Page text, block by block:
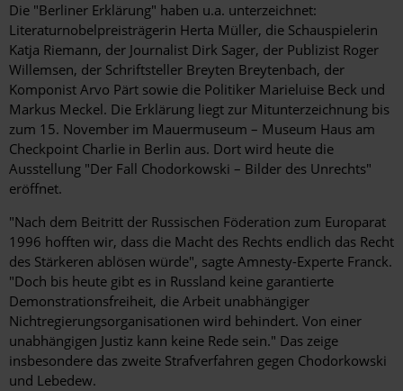
Die "Berliner Erklärung" haben u.a. unterzeichnet:
Literaturnobelpreisträgerin Herta Müller, die Schauspielerin
Katja Riemann, der Journalist Dirk Sager, der Publizist Roger
Willemsen, der Schriftsteller Breyten Breytenbach, der
Komponist Arvo Pärt sowie die Politiker Marieluise Beck und
Markus Meckel. Die Erklärung liegt zur Mitunterzeichnung bis
zum 15. November im Mauermuseum – Museum Haus am
Checkpoint Charlie in Berlin aus. Dort wird heute die
Ausstellung "Der Fall Chodorkowski – Bilder des Unrechts"
eröffnet.
"Nach dem Beitritt der Russischen Föderation zum Europarat
1996 hofften wir, dass die Macht des Rechts endlich das Recht
des Stärkeren ablösen würde", sagte Amnesty-Experte Franck.
"Doch bis heute gibt es in Russland keine garantierte
Demonstrationsfreiheit, die Arbeit unabhängiger
Nichtregierungsorganisationen wird behindert. Von einer
unabhängigen Justiz kann keine Rede sein." Das zeige
insbesondere das zweite Strafverfahren gegen Chodorkowski
und Lebedew.